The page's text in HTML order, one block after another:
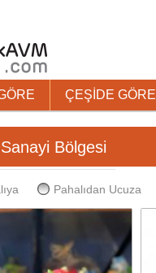
ÇEŞİDE GÖRE
Bölgesi
Pahalıdan Ucuza